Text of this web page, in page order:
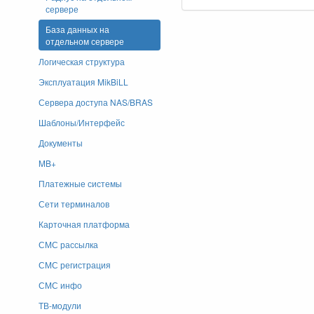
сервере
База данных на
отдельном сервере
Логическая структура
Эксплуатация MikBiLL
Сервера доступа NAS/BRAS
Шаблоны/Интерфейс
Документы
MB+
Платежные системы
Сети терминалов
Карточная платформа
СМС рассылка
СМС регистрация
СМС инфо
ТВ-модули